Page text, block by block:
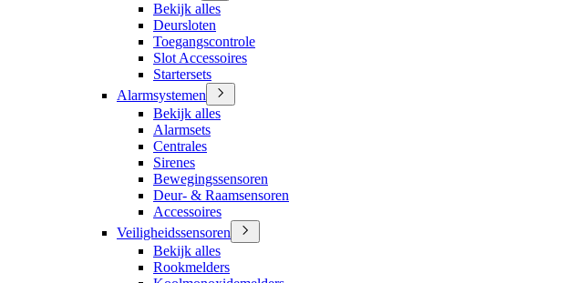
Bekijk alles
Deursloten
Toegangscontrole
Slot Accessoires
Startersets
Alarmsystemen
Bekijk alles
Alarmsets
Centrales
Sirenes
Bewegingssensoren
Deur- & Raamsensoren
Accessoires
Veiligheidssensoren
Bekijk alles
Rookmelders